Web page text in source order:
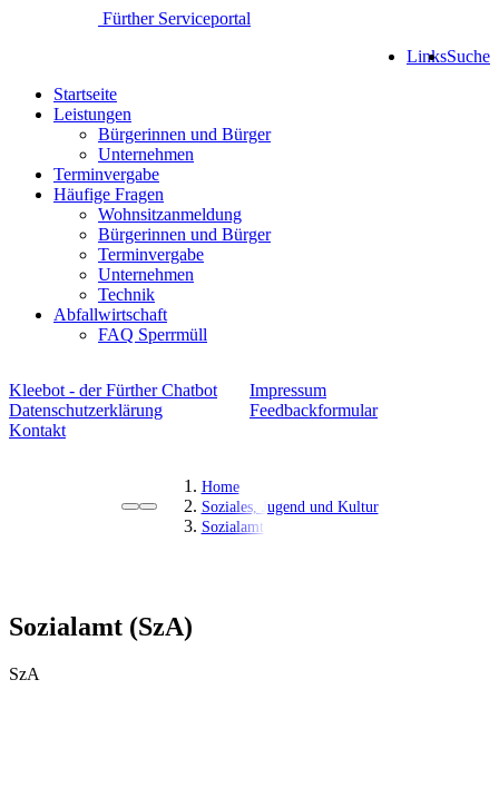
Fürther Serviceportal
LinksSuche
Startseite
Leistungen
Bürgerinnen und Bürger
Unternehmen
Terminvergabe
Häufige Fragen
Wohnsitzanmeldung
Bürgerinnen und Bürger
Terminvergabe
Unternehmen
Technik
Abfallwirtschaft
FAQ Sperrmüll
Kleebot - der Fürther Chatbot
Impressum
Datenschutzerklärung
Feedbackformular
Kontakt
Home
Soziales, Jugend und Kultur
Sozialamt
Sozialamt (SzA)
SzA